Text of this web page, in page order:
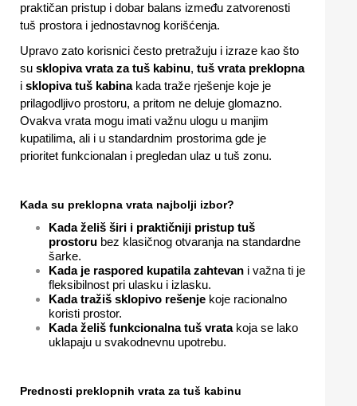
praktičan pristup i dobar balans između zatvorenosti
tuš prostora i jednostavnog korišćenja.
Upravo zato korisnici često pretražuju i izraze kao što
su sklopiva vrata za tuš kabinu, tuš vrata preklopna
i sklopiva tuš kabinakada traže rješenje koje je
prilagodljivo prostoru, a pritom ne deluje glomazno.
Ovakva vrata mogu imati važnu ulogu u manjim
kupatilima, ali i u standardnim prostorima gde je
prioritet funkcionalan i pregledan ulaz u tuš zonu.
Kada su preklopna vrata najbolji izbor?
Kada želiš širi i praktičniji pristup tuš
prostoru bez klasičnog otvaranja na standardne
šarke.
Kada je raspored kupatila zahtevan i važna ti je
fleksibilnost pri ulasku i izlasku.
Kada tražiš sklopivo rešenje koje racionalno
koristi prostor.
Kada želiš funkcionalna tuš vratakoja se lako
uklapaju u svakodnevnu upotrebu.
Prednosti preklopnih vrata za tuš kabinu